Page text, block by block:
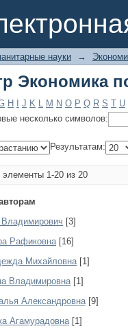
Экономика
науки →
Экономика
H J K L M N O P Q R S T U
несколько символов:
Результатам:
1-20 из 20
[3]
Рафиковна[16]
Михайловна[1]
Владимировна[1]
Александровна[9]
Агамурадовна[1]